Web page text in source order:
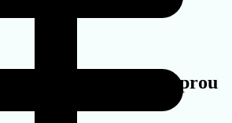
produto também comprou